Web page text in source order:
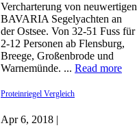
Vercharterung von neuwertigen
BAVARIA Segelyachten an
der Ostsee. Von 32-51 Fuss für
2-12 Personen ab Flensburg,
Breege, Großenbrode und
Warnemünde. ... Read more
Proteinriegel Vergleich
Apr 6, 2018 |